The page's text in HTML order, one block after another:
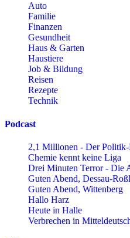
Auto
Familie
Finanzen
Gesundheit
Haus & Garten
Haustiere
Job & Bildung
Reisen
Rezepte
Technik
Podcast
2,1 Millionen - Der Politik-
Chemie kennt keine Liga
Drei Minuten Terror - Die
Guten Abend, Dessau-
Guten Abend, Wittenberg
Hallo Harz
Heute in Halle
Verbrechen in